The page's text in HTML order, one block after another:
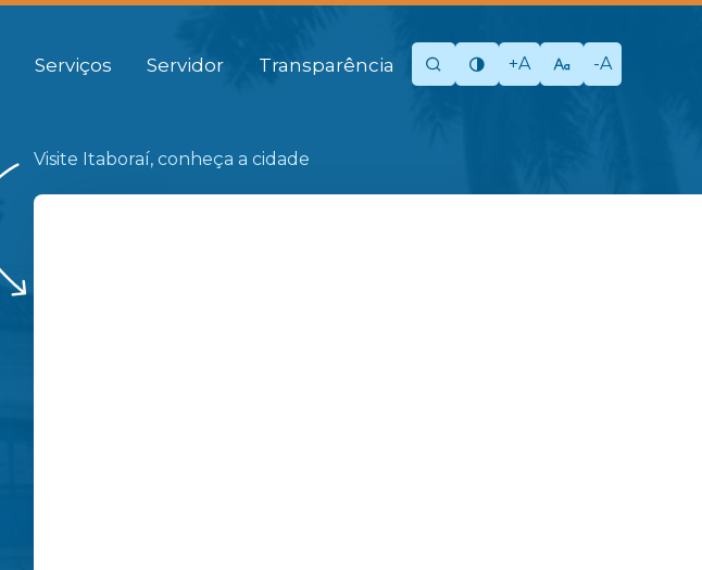
Serviços Servidor Transparência +A -A
Visite Itaboraí, conheça a cidade